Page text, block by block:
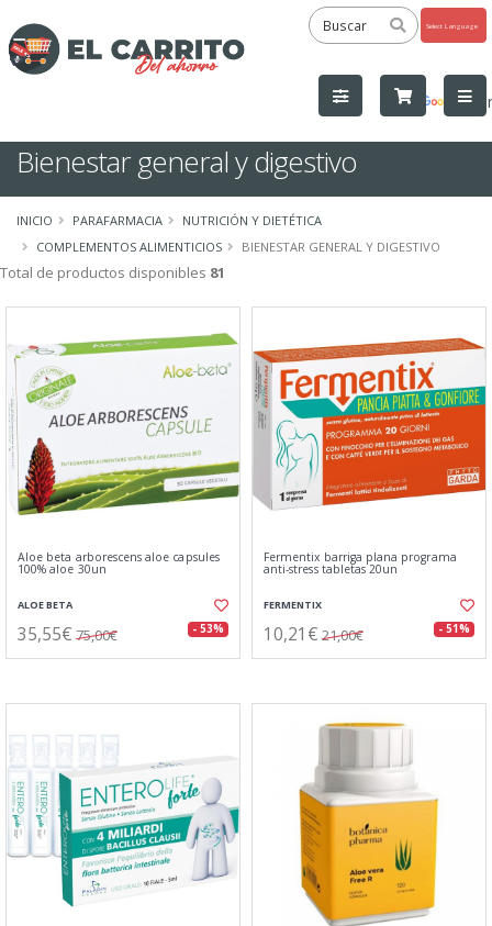
by
Bienestar general y digestivo
INICIO PARAFARMACIA
NUTRICIÓN Y DIETÉTICA
COMPLEMENTOS ALIMENTICIOS
BIENESTAR GENERAL Y DIGESTIVO
Total de productos disponibles 81
Aloe beta arborescens aloe capsules
100% aloe 30un
ALOE BETA
35,55€ 75,00€ - 53%
Fermentix barriga plana programa
anti-stress tabletas 20un
FERMENTIX
10,21€ 21,00€ - 51%